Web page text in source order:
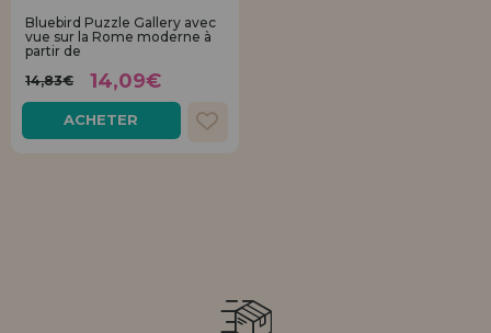
ENREGISTREMENT DISTRIBUTEUR
Bluebird Puzzle Gallery avec
vue sur la Rome moderne à
partir de
14,83€
14,09€
ACHETER